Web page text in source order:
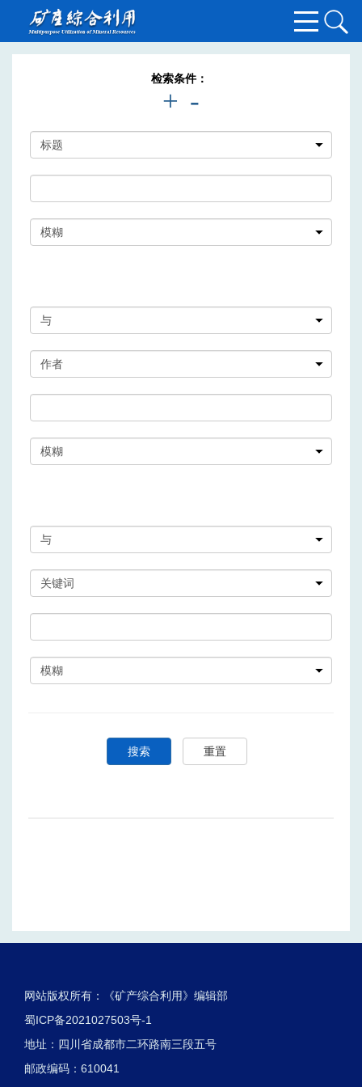
检索条件：
+ -
搜索 重置
网站版权所有：《矿产综合利用》编辑部
蜀ICP备2021027503号-1
地址：四川省成都市二环路南三段五号
邮政编码：610041